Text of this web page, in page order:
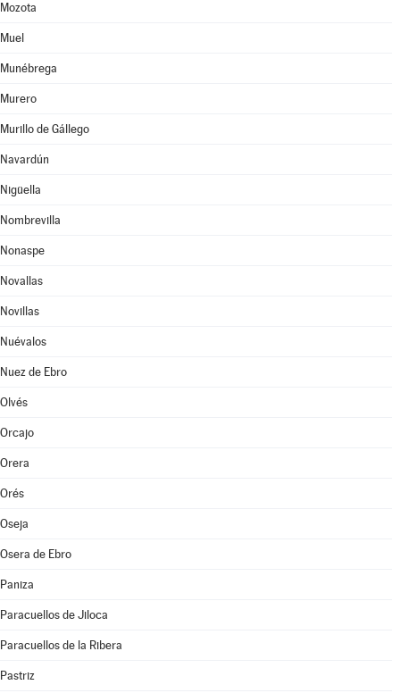
Mozota
Muel
Munébrega
Murero
Murillo de Gállego
Navardún
Nigüella
Nombrevilla
Nonaspe
Novallas
Novillas
Nuévalos
Nuez de Ebro
Olvés
Orcajo
Orera
Orés
Oseja
Osera de Ebro
Paniza
Paracuellos de Jiloca
Paracuellos de la Ribera
Pastriz